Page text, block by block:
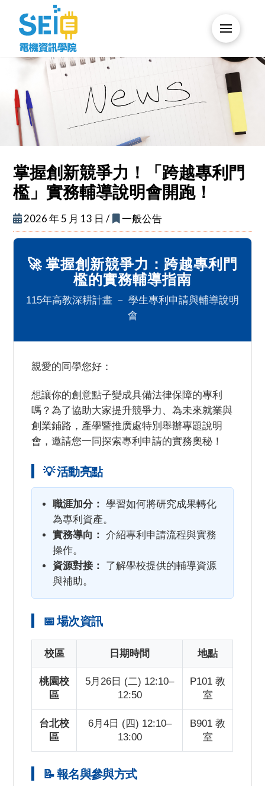
掌握創新競爭力！「跨越專利門
檻」實務輔導說明會開跑！
2026 年 5 月 13 日 / 一般公告
🚀 掌握創新競爭力：跨越專利門
檻的實務輔導指南
115年高教深耕計畫 － 學生專利申請與輔導說明
會
親愛的同學您好：
想讓你的創意點子變成具備法律保障的專利
嗎？為了協助大家提升競爭力、為未來就業與
創業鋪路，產學暨推廣處特別舉辦專題說明
會，邀請您一同探索專利申請的實務奧秘！
💡 活動亮點
職涯加分： 學習如何將研究成果轉化
為專利資產。
實務導向： 介紹專利申請流程與實務
操作。
資源對接：
了解學校提供的輔導資源
與補助。
📅 場次資訊
校區 日期時間 地點
桃園校
區
5月26日 (二) 12:10–
12:50
P101 教
室
台北校
區
6月4日 (四) 12:10–
13:00
B901 教
室
📝 報名與參與方式